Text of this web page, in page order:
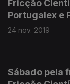
Fricção
Portugalex e
24 nov. 2019
Sábado pela